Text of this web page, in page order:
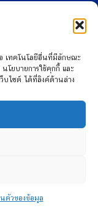
อ เทคโนโลยีอื่นที่มีลักษณะ
โยบายการใช้คุกกี้ และ
บไซต์ ได้ที่ลิงค์ด้านล่าง
ตัวของข้อมูล
Gas